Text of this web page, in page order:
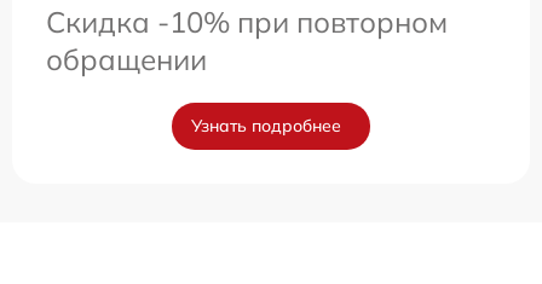
Скидка -10% при повторном
обращении
Узнать подробнее